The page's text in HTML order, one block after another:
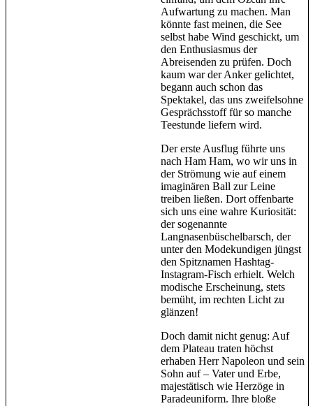
Aufwartung zu machen. Man
könnte fast meinen, die See
selbst habe Wind geschickt, um
den Enthusiasmus der
Abreisenden zu prüfen. Doch
kaum war der Anker gelichtet,
begann auch schon das
Spektakel, das uns zweifelsohne
Gesprächsstoff für so manche
Teestunde liefern wird.
Der erste Ausflug führte uns
nach Ham Ham, wo wir uns in
der Strömung wie auf einem
imaginären Ball zur Leine
treiben ließen. Dort offenbarte
sich uns eine wahre Kuriosität:
der sogenannte
Langnasenbüschelbarsch, der
unter den Modekundigen jüngst
den Spitznamen Hashtag-
Instagram-Fisch erhielt. Welch
modische Erscheinung, stets
bemüht, im rechten Licht zu
glänzen!
Doch damit nicht genug: Auf
dem Plateau traten höchst
erhaben Herr Napoleon und sein
Sohn auf – Vater und Erbe,
majestätisch wie Herzöge in
Paradeuniform. Ihre bloße